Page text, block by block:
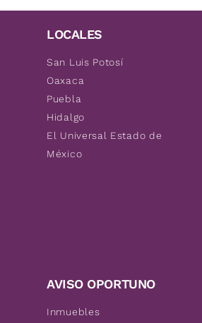
LOCALES
San Luis Potosí
Oaxaca
Puebla
Hidalgo
El Universal Estado de
México
AVISO OPORTUNO
Inmuebles